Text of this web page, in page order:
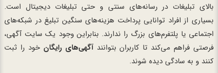
بالای تبلیغات در رسانه‌های سنتی و حتی تبلیغات دیجیتال است.
بسیاری از افراد توانایی پرداخت هزینه‌های سنگین تبلیغ در شبکه‌های
اجتماعی یا پلتفرم‌های بزرگ را ندارند. بنابراین وجود یک سایت آگهی،
فرصتی فراهم می‌کند تا کاربران بتوانندآگهی‌های رایگان خود را ثبت
کنند و به سادگی دیده شوند.